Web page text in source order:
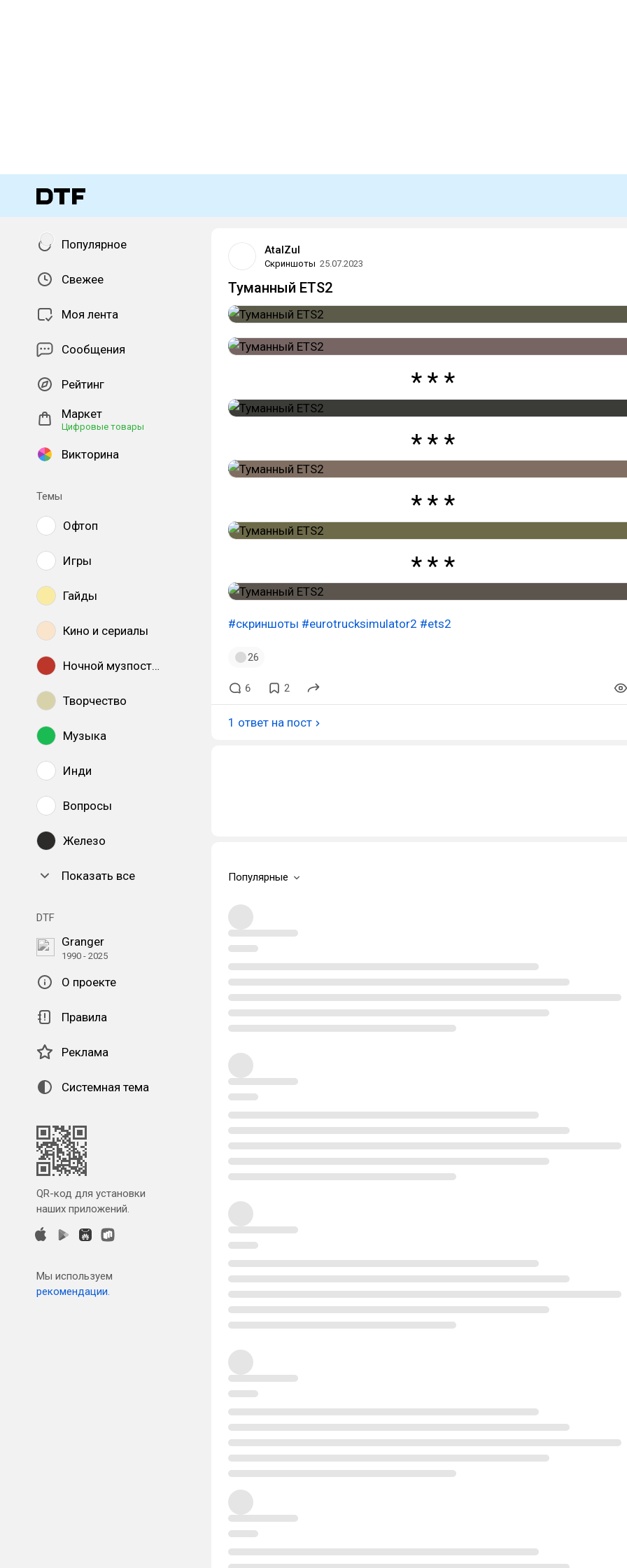
Популярное
Свежее
Моя лента
Сообщения
Рейтинг
Маркет
Цифровые товары
Викторина
Темы
Офтоп
Игры
Гайды
Кино и сериалы
Ночной музпостинг
Творчество
Музыка
Инди
Вопросы
Железо
Показать все
DTF
Granger
1990 - 2025
О проекте
Правила
Реклама
Системная тема
QR-код для установки
наших приложений.
Мы используем
рекомендации.
AtalZul
Скриншоты 25.07.2023
Туманный ЕТS2
#скриншоты #eurotrucksimulator2 #ets2
26
6 2
1 ответ на пост
Популярные